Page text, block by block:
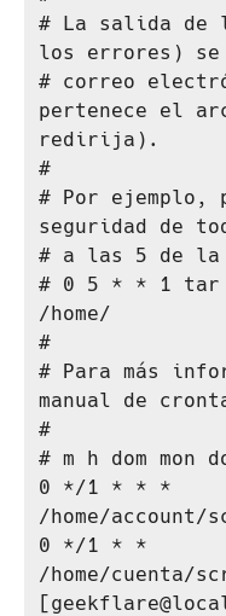
# La salida de
los errores) se
# correo
pertenece el
redirija).
#
# Por ejemplo,
seguridad de
# a las 5 de la
# 0 5 * * 1 tar
/home/
#
# Para más
manual de
#
# m h dom mon
0 */1 * * *
/home/account/
0 */1 * *
/home/cuenta/